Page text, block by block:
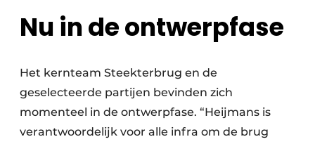
Nu in de ontwerpfase
Het kernteam Steekterbrug en de
geselecteerde partijen bevinden zich
momenteel in de ontwerpfase. “Heijmans is
verantwoordelijk voor alle infra om de brug